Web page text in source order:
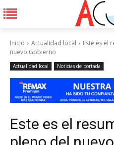
Inicio Actualidad local
Este es el
nuevo Gobierno
Actualidad local Noticias de portada
Este es el